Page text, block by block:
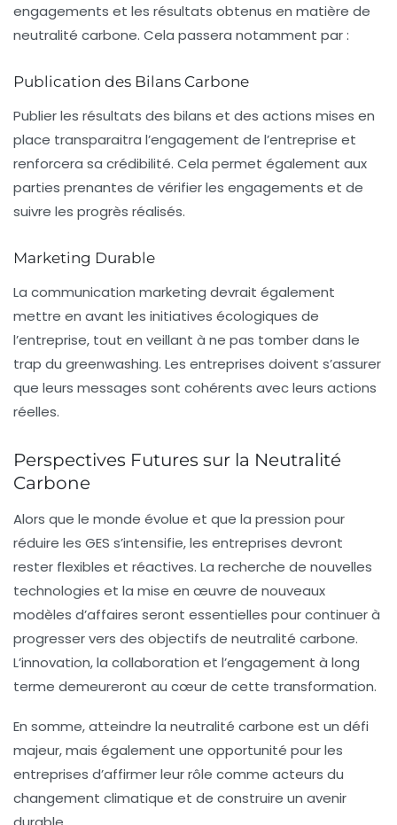
engagements et les résultats obtenus en matière de
neutralité carbone. Cela passera notamment par :
Publication des Bilans Carbone
Publier les résultats des bilans et des actions mises en
place transparaitra l’engagement de l’entreprise et
renforcera sa crédibilité. Cela permet également aux
parties prenantes de vérifier les engagements et de
suivre les progrès réalisés.
Marketing Durable
La communication marketing devrait également
mettre en avant les initiatives écologiques de
l’entreprise, tout en veillant à ne pas tomber dans le
trap du greenwashing. Les entreprises doivent s’assurer
que leurs messages sont cohérents avec leurs actions
réelles.
Perspectives Futures sur la Neutralité
Carbone
Alors que le monde évolue et que la pression pour
réduire les GES s’intensifie, les entreprises devront
rester flexibles et réactives. La recherche de nouvelles
technologies et la mise en œuvre de nouveaux
modèles d’affaires seront essentielles pour continuer à
progresser vers des objectifs de neutralité carbone.
L’innovation, la collaboration et l’engagement à long
terme demeureront au cœur de cette transformation.
En somme, atteindre la neutralité carbone est un défi
majeur, mais également une opportunité pour les
entreprises d’affirmer leur rôle comme acteurs du
changement climatique et de construire un avenir